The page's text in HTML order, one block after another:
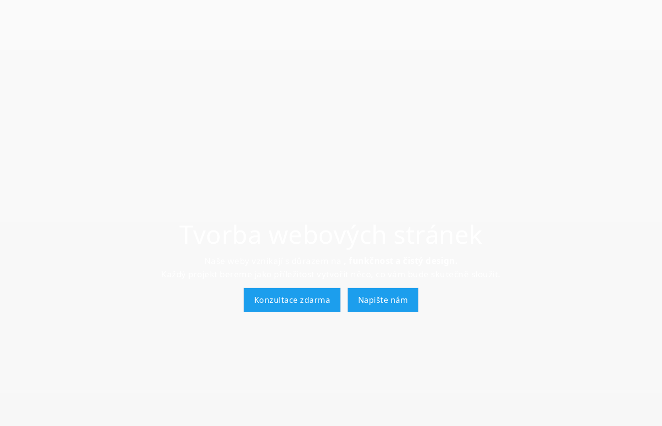
Konzultace zdarma Napište nám